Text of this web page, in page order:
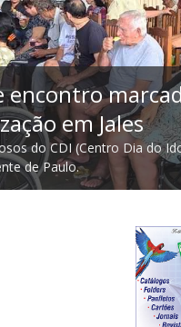
encontro
em Jales
do CDI (Centro Dia do
de Paulo.